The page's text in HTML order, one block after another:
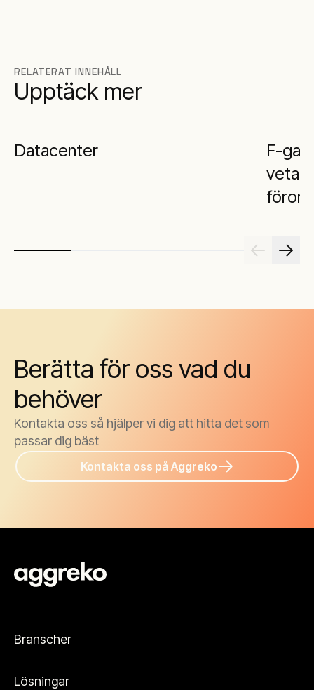
RELATERAT INNEHÅLL
Upptäck mer
Datacenter
F-gas
veta
Berätta för oss vad du
behöver
Kontakta oss så hjälper vi dig att hitta det som
passar dig bäst
Kontakta oss på Aggreko
Branscher
Lösningar